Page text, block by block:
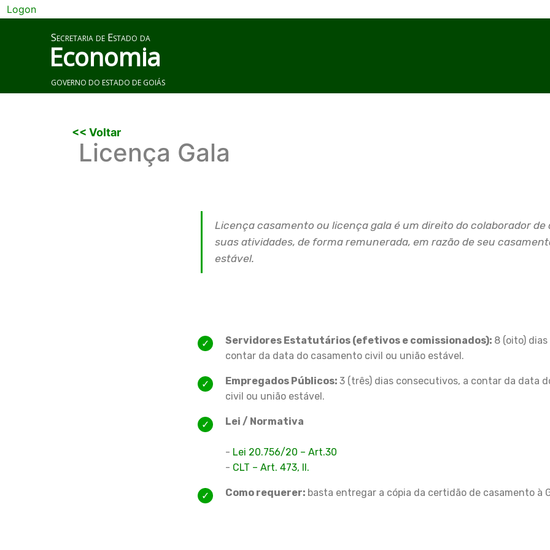
Logon
Secretaria de Estado da
Economia
GOVERNO DO ESTADO DE GOIÁS
<< Voltar
Licença Gala
Licença casamento ou licença gala é um direito do colaborador
suas atividades, de forma remunerada, em razão de seu
estável.
Servidores Estatutários (efetivos e comissionados): 8 (oito)
contar da data do casamento civil ou união estável.
Empregados Públicos: 3 (três) dias consecutivos, a contar da data
civil ou união estável.
Lei / Normativa
- Lei 20.756/20 – Art.30
- CLT – Art. 473, II.
Como requerer: basta entregar a cópia da certidão de casamento à